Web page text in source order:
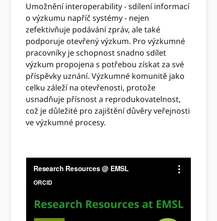
Umožnění interoperability - sdílení informací
o výzkumu napříč systémy - nejen
zefektivňuje podávání zpráv, ale také
podporuje otevřený výzkum. Pro výzkumné
pracovníky je schopnost snadno sdílet
výzkum propojena s potřebou získat za své
příspěvky uznání. Výzkumné komunitě jako
celku záleží na otevřenosti, protože
usnadňuje přísnost a reprodukovatelnost,
což je důležité pro zajištění důvěry veřejnosti
ve výzkumné procesy.